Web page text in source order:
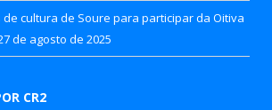
cultura de Soure para participar da Oitiva
de agosto de 2025
CR2